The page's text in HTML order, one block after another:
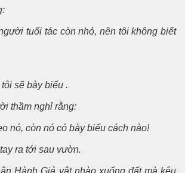
tuổi tác còn nhỏ, nên tôi không biết
sẽ bày biểu .
thầm nghỉ rằng:
nó, còn nó có bày biểu cách nào!
ra tới sau vườn.
Hành Giả vật nhào xuống đất mà kêu